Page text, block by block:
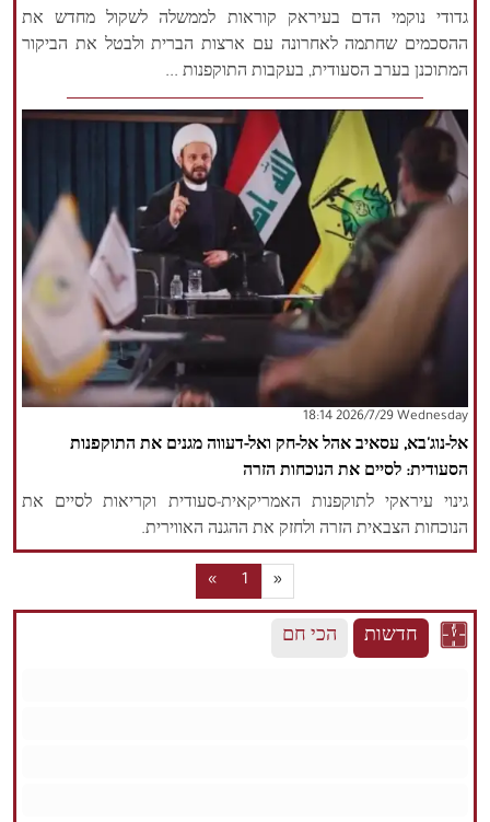
גדודי נוקמי הדם בעיראק קוראות לממשלה לשקול מחדש את
ההסכמים שחתמה לאחרונה עם ארצות הברית ולבטל את הביקור
המתוכנן בערב הסעודית, בעקבות התוקפנות ...
‫‫Wednesday‬‬ 2026/7/29 18:14
אל-נוג'בא, עסאיב אהל אל-חק ואל-דעווה מגנים את התוקפנות
הסעודית: לסיים את הנוכחות הזרה
גינוי עיראקי לתוקפנות האמריקאית-סעודית וקריאות לסיים את
הנוכחות הצבאית הזרה ולחזק את ההגנה האווירית.
« 1 »
חדשות הכי חם